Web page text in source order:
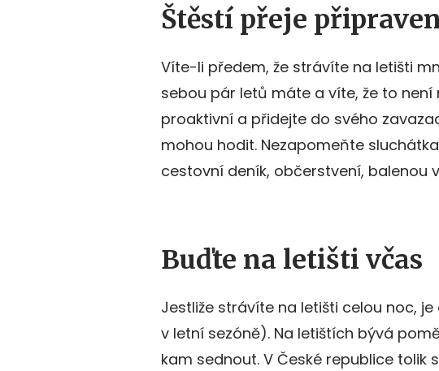
Štěstí přeje
Víte-li předem, že strávíte na letišti
sebou pár letů máte a víte, že to
proaktivní a přidejte do svého
mohou hodit. Nezapomeňte
cestovní deník, občerstvení, balenou
Buďte na letišti včas
Jestliže strávíte na letišti celou noc,
v letní sezóně). Na letištích bývá
kam sednout. V České republice tolik